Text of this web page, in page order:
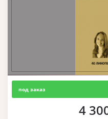
под заказ
4